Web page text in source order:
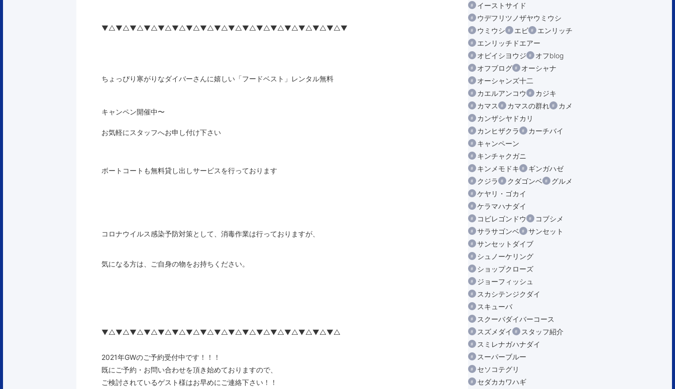
▼△▼△▼△▼△▼△▼△▼△▼△▼△▼△▼△▼△▼△▼△▼△▼△▼△▼
ちょっぴり寒がりなダイバーさんに嬉しい「フードベスト」レンタル無料
キャンペン開催中〜
お気軽にスタッフへお申し付け下さい
ボートコートも無料貸し出しサービスを行っております
コロナウイルス感染予防対策として、消毒作業は行っておりますが、
気になる方は、ご自身の物をお持ちください。
▼△▼△▼△▼△▼△▼△▼△▼△▼△▼△▼△▼△▼△▼△▼△▼△▼△
2021年GWのご予約受付中です！！！
既にご予約・お問い合わせを頂き始めておりますので、
ご検討されているゲスト様はお早めにご連絡下さい！！
イーストサイド
ウデフリツノザヤウミウシ
ウミウシ
エビ
エンリッチ
エンリッチドエアー
オビイシヨウジ
オフblog
オフブログ
オーシャナ
オーシャンズ十二
カエルアンコウ
カジキ
カマス
カマスの群れ
カメ
カンザシヤドカリ
カンヒザクラ
カーチバイ
キャンペーン
キンチャクガニ
キンメモドキ
ギンガハゼ
クジラ
クダゴンベ
グルメ
ケヤリ・ゴカイ
ケラマハナダイ
コビレゴンドウ
コブシメ
サラサゴンベ
サンセット
サンセットダイブ
シュノーケリング
ショップクローズ
ジョーフィッシュ
スカシテンジクダイ
スキューバ
スクーバダイバーコース
スズメダイ
スタッフ紹介
スミレナガハナダイ
スーパーブルー
セソコテグリ
セダカカワハギ